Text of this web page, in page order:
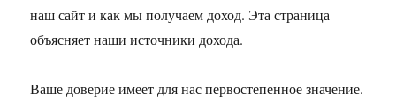
наш сайт и как мы получаем доход. Эта страница
объясняет наши источники дохода.
Ваше доверие имеет для нас первостепенное значение.